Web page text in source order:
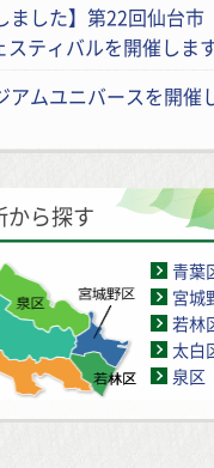
ました】第22回仙台市
スティバルを開催しま
アムユニバースを開催
から探す
青葉
宮城
若林
太白
泉区